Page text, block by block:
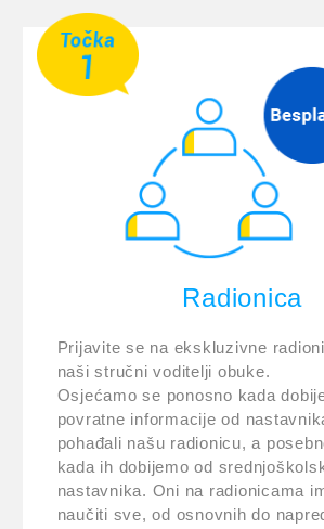
Radionica
Prijavite se na ekskluzivne
naši stručni voditelji obuke.
Osjećamo se ponosno kada
povratne informacije od
pohađali našu radionicu, a
kada ih dobijemo od
nastavnika. Oni na radionicama
naučiti sve, od osnovnih do